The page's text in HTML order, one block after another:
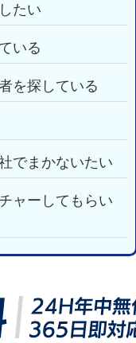
たい
いる
を探している
でまかないたい
ャーしてもらい